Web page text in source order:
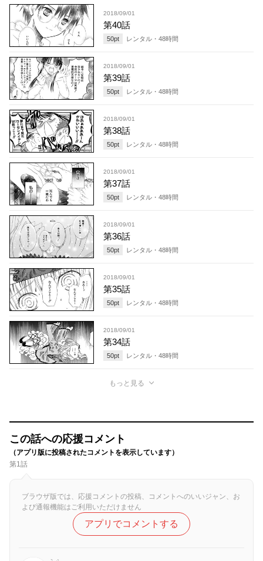
2018/09/01
第40話
50pt レンタル・ 48時間
2018/09/01
第39話
50pt レンタル・ 48時間
2018/09/01
第38話
50pt レンタル・ 48時間
2018/09/01
第37話
50pt レンタル・ 48時間
2018/09/01
第36話
50pt レンタル・ 48時間
2018/09/01
第35話
50pt レンタル・ 48時間
2018/09/01
第34話
50pt レンタル・ 48時間
もっと見る
この話への応援コメント
（アプリ版に投稿されたコメントを表示しています）
第1話
ブラウザ版では、応援コメントの投稿、コメントへのいいジャン、お
よび通報機能はご利用いただけません
アプリでコメントする